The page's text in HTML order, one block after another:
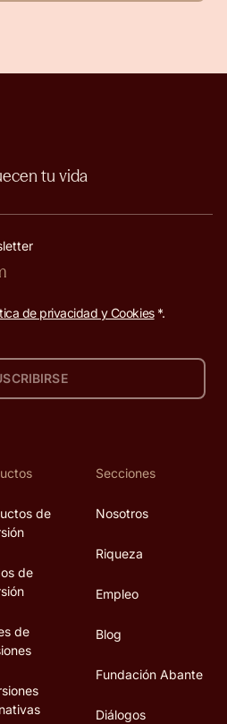
tu vida
de privacidad y Cookies*.
de
de
de
Secciones
Nosotros
Riqueza
Empleo
Blog
Fundación Abante
Diálogos